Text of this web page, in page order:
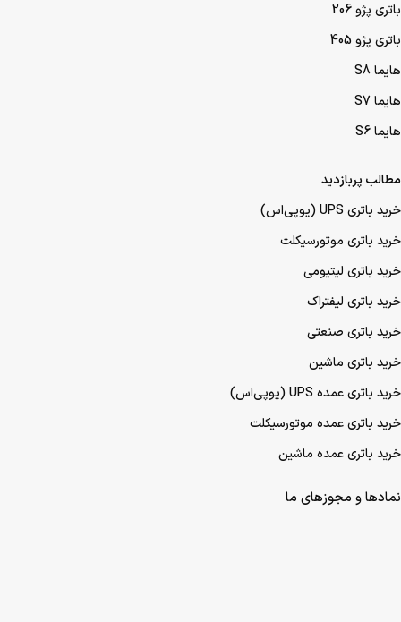
باتری پژو 206
باتری پژو 405
هایما S8
هایما S7
هایما S6
مطالب پربازدید
خرید باتری UPS (یو‌پی‌اس)
خرید باتری موتورسیکلت
خرید باتری لیتیومی
خرید باتری لیفتراک
خرید باتری صنعتی
خرید باتری ماشین
خرید باتری عمده UPS (یو‌پی‌اس)
خرید باتری عمده موتورسیکلت
خرید باتری عمده ماشین
نمادها و مجوزهای ما